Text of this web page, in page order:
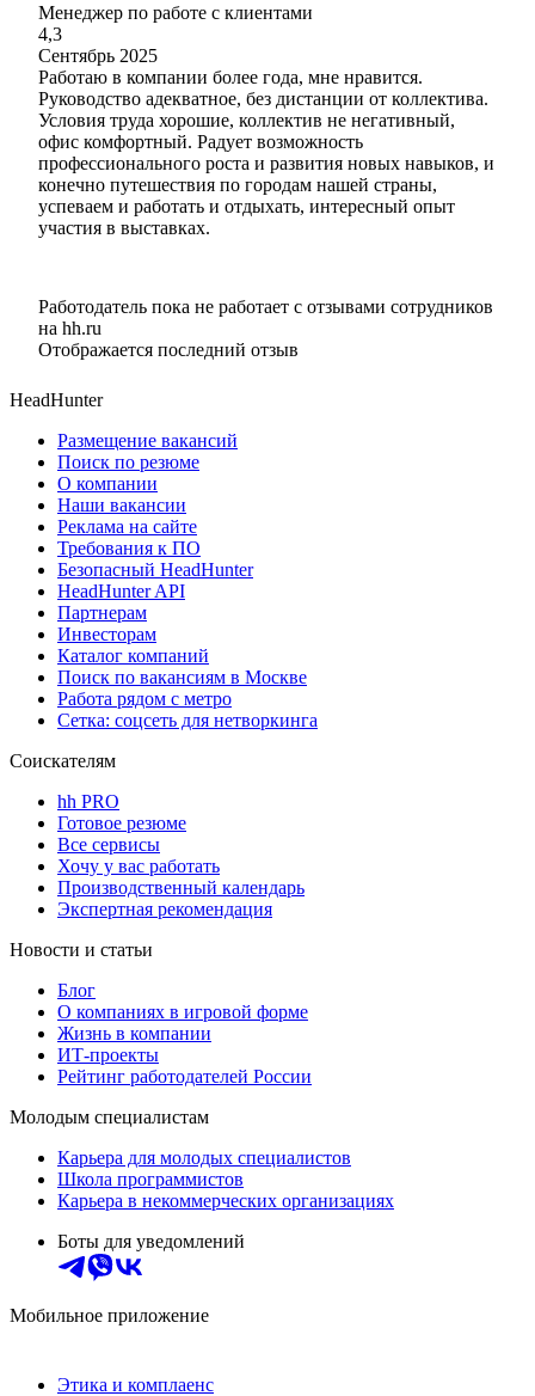
Менеджер по работе с клиентами
4,3
Сентябрь 2025
Работаю в компании более года, мне нравится.
Руководство адекватное, без дистанции от коллектива.
Условия труда хорошие, коллектив не негативный,
офис комфортный. Радует возможность
профессионального роста и развития новых навыков, и
конечно путешествия по городам нашей страны,
успеваем и работать и отдыхать, интересный опыт
участия в выставках.
Работодатель пока не работает с отзывами сотрудников
на hh.ru
Отображается последний отзыв
HeadHunter
Размещение вакансий
Поиск по резюме
О компании
Наши вакансии
Реклама на сайте
Требования к ПО
Безопасный HeadHunter
HeadHunter API
Партнерам
Инвесторам
Каталог компаний
Поиск по вакансиям в Москве
Работа рядом с метро
Сетка: соцсеть для нетворкинга
Соискателям
hh PRO
Готовое резюме
Все сервисы
Хочу у вас работать
Производственный календарь
Экспертная рекомендация
Новости и статьи
Блог
О компаниях в игровой форме
Жизнь в компании
ИТ-проекты
Рейтинг работодателей России
Молодым специалистам
Карьера для молодых специалистов
Школа программистов
Карьера в некоммерческих организациях
Боты для уведомлений
Мобильное приложение
Этика и комплаенс